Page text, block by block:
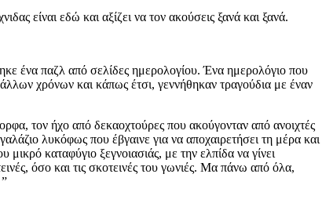
είναι εδώ και αξίζει να τον ακούσεις ξανά και ξανά.
ένα παζλ από σελίδες ημερολογίου. Ένα ημερολόγιο που
χρόνων και κάπως έτσι, γεννήθηκαν τραγούδια με έναν
τον ήχο από δεκαοχτούρες που ακούγονταν από ανοιχτές
λυκόφως που έβγαινε για να αποχαιρετήσει τη μέρα και
καταφύγιο ξεγνοιασιάς, με την ελπίδα να γίνει
όσο και τις σκοτεινές του γωνιές. Μα πάνω από όλα,